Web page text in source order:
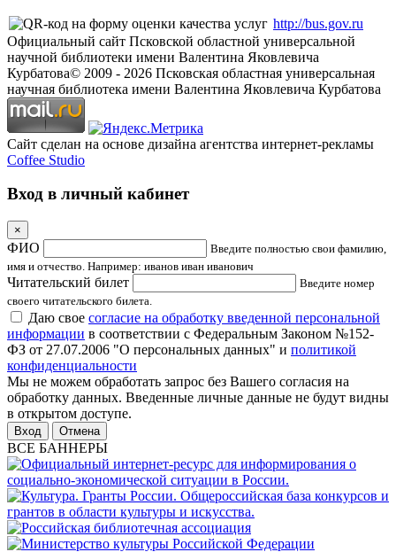
http://bus.gov.ru
Официальный сайт Псковской областной универсальной
научной библиотеки имени Валентина Яковлевича
Курбатова© 2009 - 2026 Псковская областная универсальная
научная библиотека имени Валентина Яковлевича Курбатова
Сайт сделан на основе дизайна агентства интернет-рекламы
Coffee Studio
Вход в личный кабинет
×
ФИО
Введите полностью свои фамилию,
имя и отчество. Например: иванов иван иванович
Читательский билет
Введите номер
своего читательского билета.
Даю свое согласие на обработку введенной персональной
информации в соответствии с Федеральным Законом №152-
ФЗ от 27.07.2006 "О персональных данных" и политикой
конфиденциальности
Мы не можем обработать запрос без Вашего согласия на
обработку данных. Введенные личные данные не будут видны
в открытом доступе.
Отмена
ВСЕ БАННЕРЫ